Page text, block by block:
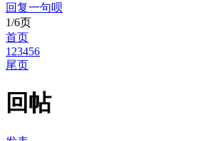
回复一句呗
1/6页
首页
1 23456
尾页
回帖